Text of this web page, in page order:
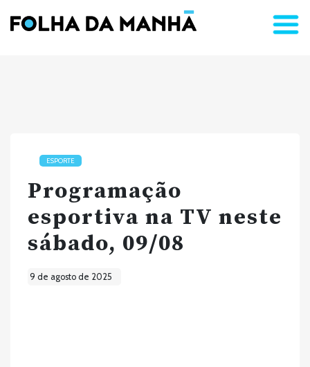
ESPORTE
Programação
esportiva na TV neste
sábado, 09/08
9 de agosto de 2025